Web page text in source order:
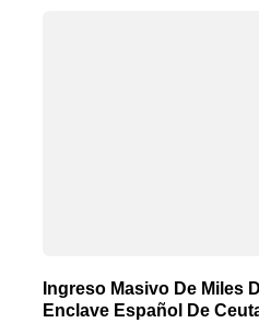
Ingreso Masivo De Miles
Enclave Español De